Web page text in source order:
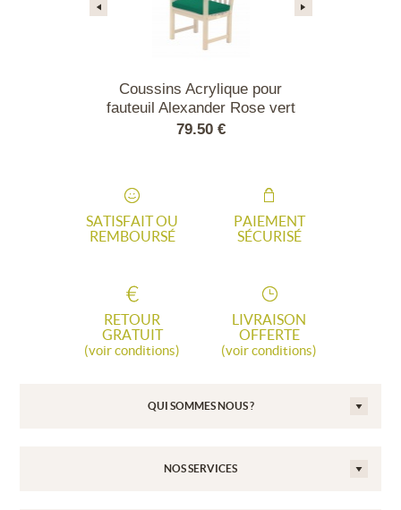
Coussins Acrylique pour
fauteuil Alexander Rose vert
79.50 €
SATISFAIT OU
REMBOURSÉ
PAIEMENT
SÉCURISÉ
RETOUR
GRATUIT
(voir conditions)
LIVRAISON
OFFERTE
(voir conditions)
QUI SOMMES NOUS ?
NOS SERVICES